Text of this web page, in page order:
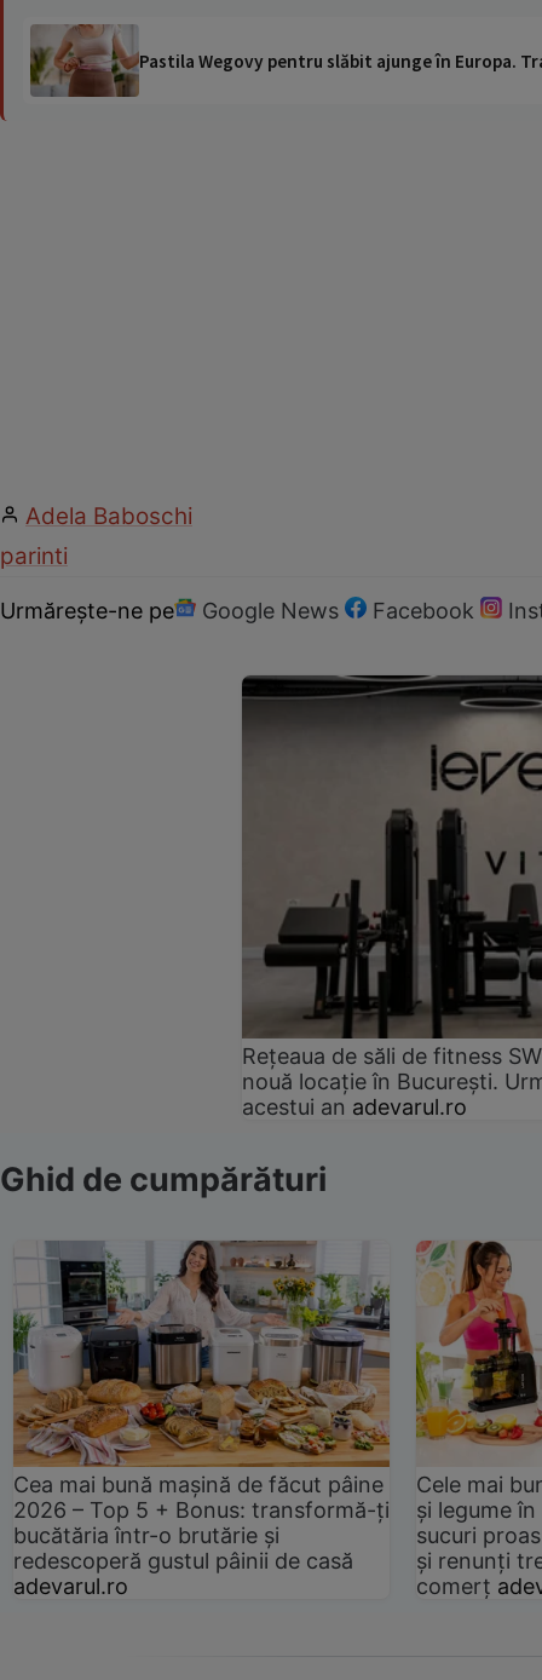
Pastila Wegovy pentru slăbit ajunge în Europa.
Adela Baboschi
parinti
Urmărește-ne pe Google News Facebook
Rețeaua de săli de fitness
nouă locație în București.
acestui an adevarul.ro
Ghid de cumpărături
Cea mai bună mașină de făcut pâine
2026 – Top 5 + Bonus: transformă-ți
bucătăria într-o brutărie și
redescoperă gustul pâinii de casă
adevarul.ro
Cele mai
și legume
sucuri
și renunți
comerț